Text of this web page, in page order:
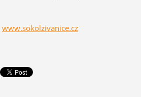
www.sokolzivanice.cz